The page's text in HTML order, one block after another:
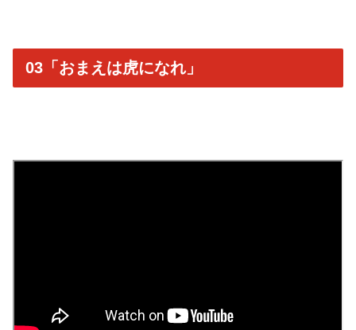
03「おまえは虎になれ」